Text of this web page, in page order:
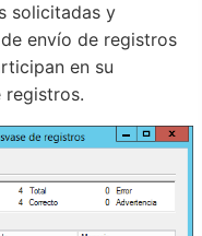
solicitadas y
envío de registros
en su
registros.